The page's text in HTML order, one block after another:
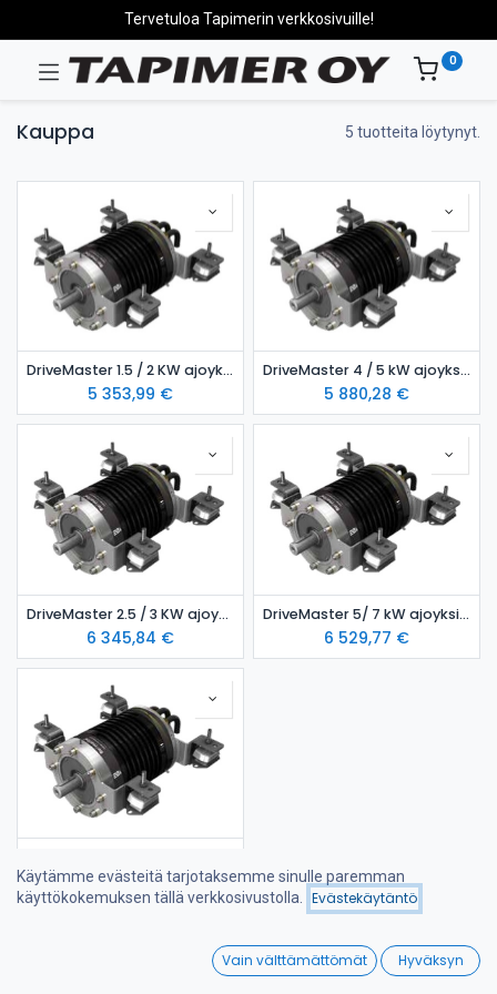
Suodattimet
Hinta - alhaisesta
korkeimpaan
Wishlist
Tervetuloa Tapimerin verkkosivuille!
0
Kauppa 5 tuotteita löytynyt.
DriveMaster 1.5 / 2 KW ajoyksikkö- ilmajäähdytteinen malli
5 353,99 €
DriveMaster 4 / 5 kW ajoyksikkö- ilmajäähdytteinen malli
5 880,28 €
DriveMaster 2.5 / 3 KW ajoyksikkö- vesijäähdytteinen malli
6 345,84 €
DriveMaster 5/ 7 kW ajoyksikkö- ilmajäähdytteinen malli
6 529,77 €
6 821,53€
Käytämme evästeitä tarjotaksemme sinulle paremman
käyttökokemuksen tällä verkkosivustolla.
Evästekäytäntö
Vain välttämättömät Hyväksyn